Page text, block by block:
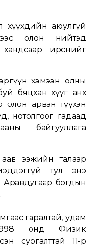
хүүхдийн аюулгүй
олон нийтэд
хандсаар ирснийг
хэмээн олны
бяцхан хүүг анх
олон арван түүхэн
нотолгоог гадаад
байгууллага
ээжийн талаар
тул энэ
богдын
гаралтай, удам
онд Физик
сургалттай 11-р